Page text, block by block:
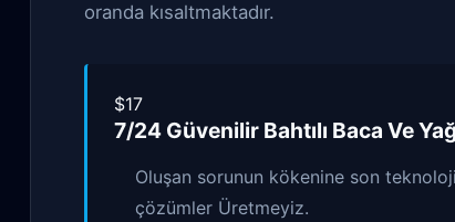
oranda kısaltmaktadır.
$17
7/24 Güvenilir Bahtılı Baca Ve
Oluşan sorunun kökenine son
çözümler Üretmeyiz.